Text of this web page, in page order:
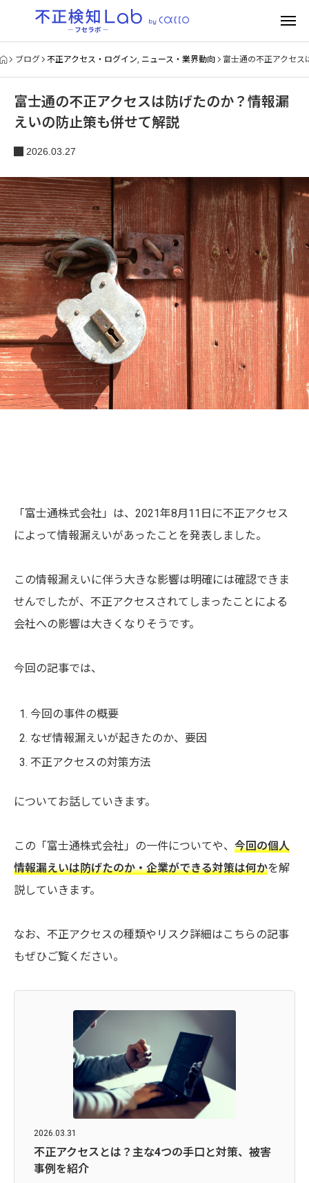
ブログ 不正アクセス・ログイン, ニュース・業界動向 富士通の不正アクセ
富士通の不正アクセスは防げたのか？情報漏
えいの防止策も併せて解説
2026.03.27
「富士通株式会社 」は、 2021年8月11日に不正アクセス
によって情報漏えいがあったこと を発表しました。
この情報漏えいに伴う大きな影響は明確には確認できま
せんでしたが、不正アクセスされてしまったことによる
会社への影響は大きくなりそうです。
今回の記事では、
今回の事件の概要
なぜ情報漏えいが起きたのか、要因
不正アクセスの対策方法
についてお話していきます。
この「富士通株式会社 」の一件についてや、 今回の個人
情報漏えいは防げたのか・企業ができる対策は何かを解
説していきます。
なお、不正アクセスの種類やリスク詳細はこちらの記事
もぜひご覧ください。
2026.03.31
不正アクセスとは？主な4つの手口と対策、被害
事例を紹介